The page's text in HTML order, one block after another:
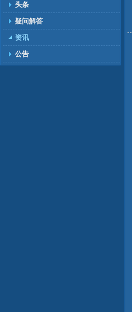
头条
疑问解答
资讯
公告